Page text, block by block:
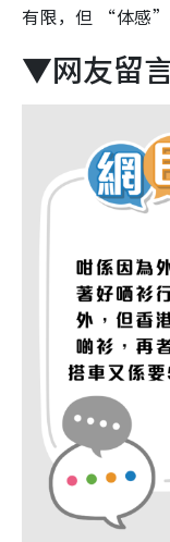
有限，但 “体感”
▼网友留